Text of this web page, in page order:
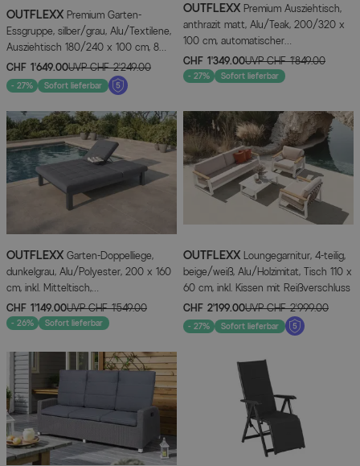
OUTFLEXX Premium Garten-
Essgruppe, silber/grau, Alu/Textilene,
Ausziehtisch 180/240 x 100 cm, 8
Klappstühle
CHF 1’649.00UVPCHF 2’249.00
- 27% Sofort lieferbar
OUTFLEXX Premium Ausziehtisch,
anthrazit matt, Alu/Teak, 200/320 x
100 cm, automatischer
Ausziehmechanismus,
witterungsbeständig
CHF 1’349.00UVPCHF 1’849.00
- 27% Sofort lieferbar
OUTFLEXX Garten-Doppelliege,
dunkelgrau, Alu/Polyester, 200 x 160
cm, inkl. Mitteltisch,
witterungsbeständig
CHF 1’149.00UVPCHF 1’549.00
- 26% Sofort lieferbar
OUTFLEXX Loungegarnitur, 4-teilig,
beige/weiß, Alu/Holzimitat, Tisch 110 x
60 cm, inkl. Kissen mit Reißverschluss
CHF 2’199.00UVPCHF 2’999.00
- 27% Sofort lieferbar